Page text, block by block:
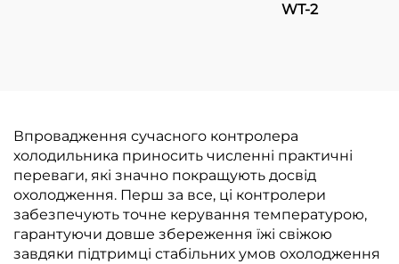
WT-2
Впровадження сучасного контролера
холодильника приносить численні практичні
переваги, які значно покращують досвід
охолодження. Перш за все, ці контролери
забезпечують точне керування температурою,
гарантуючи довше збереження їжі свіжою
завдяки підтримці стабільних умов охолодження